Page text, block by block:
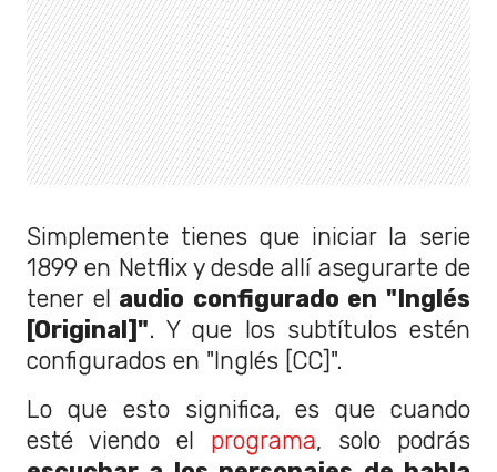
Simplemente tienes que iniciar la serie
1899 en Netflix y desde allí asegurarte de
tener el audio configurado en "Inglés
[Original]". Y que los subtítulos estén
configurados en "Inglés [CC]".
Lo que esto significa, es que cuando
esté viendo el programa, solo podrás